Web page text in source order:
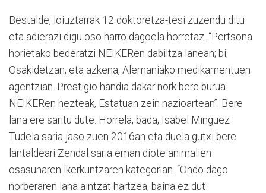
Bestalde, loiuztarrak 12 doktoretza-tesi zuzendu ditu
eta adierazi digu oso harro dagoela horretaz. “Pertsona
horietako bederatzi NEIKERen dabiltza lanean; bi,
Osakidetzan; eta azkena, Alemaniako medikamentuen
agentzian. Prestigio handia dakar nork bere burua
NEIKERen hezteak, Estatuan zein nazioartean”. Bere
lana ere saritu dute. Horrela, bada, Isabel Minguez
Tudela saria jaso zuen 2016an eta duela gutxi bere
lantaldeari Zendal saria eman diote animalien
osasunaren ikerkuntzaren kategorian. “Ondo dago
norberaren lana aintzat hartzea, baina ez dut